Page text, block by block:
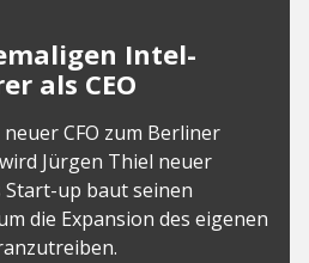
Intel-
als CEO
CFO zum Berliner
Jürgen Thiel neuer
up baut seinen
die Expansion des eigenen